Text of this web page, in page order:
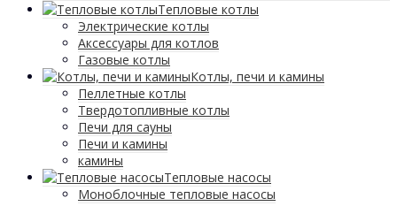
Тепловые котлы
Электрические котлы
Аксессуары для котлов
Газовые котлы
Котлы, печи и камины
Пеллетные котлы
Твердотопливные котлы
Печи для сауны
Печи и камины
камины
Тепловые насосы
Моноблочные тепловые насосы